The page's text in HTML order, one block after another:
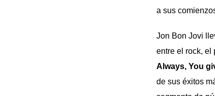
a sus
Jon Bon Jovi
entre el rock, el
Always, You
de sus éxitos